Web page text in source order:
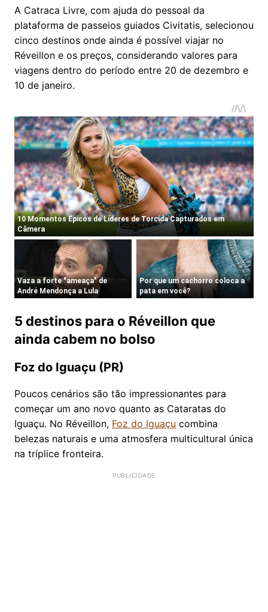
A Catraca Livre, com ajuda do pessoal da
plataforma de passeios guiados Civitatis, selecionou
cinco destinos onde ainda é possível viajar no
Réveillon e os preços, considerando valores para
viagens dentro do período entre 20 de dezembro e
10 de janeiro.
5 destinos para o Réveillon que
ainda cabem no bolso
Foz do Iguaçu (PR)
Poucos cenários são tão impressionantes para
começar um ano novo quanto as Cataratas do
Iguaçu. No Réveillon, Foz do Iguaçu combina
belezas naturais e uma atmosfera multicultural única
na tríplice fronteira.